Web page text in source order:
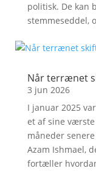
politisk. De kan
stemmeseddel,
Når terrænet
3 jun 2026
I januar 2025
et af sine værste
måneder
Azam Ishmael,
fortæller